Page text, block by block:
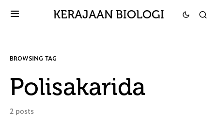
KERAJAAN BIOLOGI
BROWSING TAG
Polisakarida
2 posts